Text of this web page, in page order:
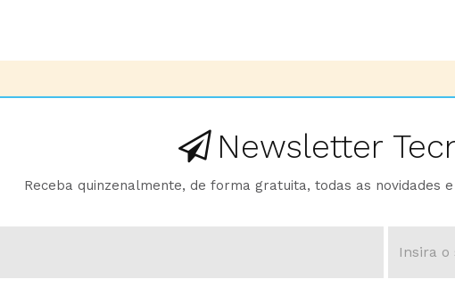
Newsletter
Receba quinzenalmente, de forma gratuita, todas as novidades